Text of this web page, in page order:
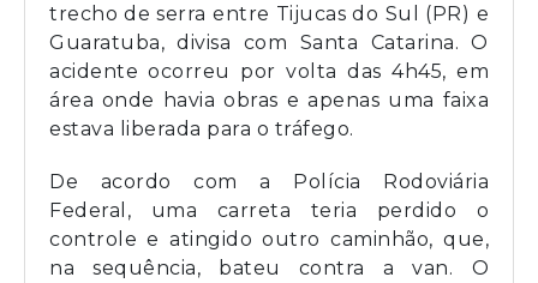
trecho de serra entre Tijucas do Sul (PR) e
Guaratuba, divisa com Santa Catarina. O
acidente ocorreu por volta das 4h45, em
área onde havia obras e apenas uma faixa
estava liberada para o tráfego.
De acordo com a Polícia Rodoviária
Federal, uma carreta teria perdido o
controle e atingido outro caminhão, que,
na sequência, bateu contra a van. O